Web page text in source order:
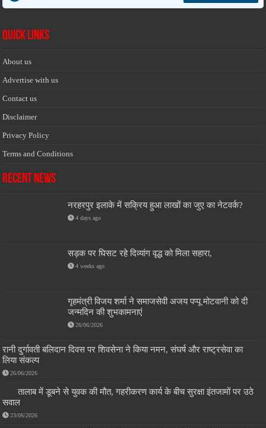
Quick Links
About us
Advertise with us
Contact us
Disclaimer
Privacy Policy
Terms and Conditions
Recent News
नरहरपुर इलाके में सक्रिय हुआ लाखों का जुए का नेटवर्क?
4 days ago
सड़क पर घिसट रहे दिव्यांग वृद्ध को मिला सहारा,
4 weeks ago
गृहमंत्री विजय शर्मा ने समाजसेवी अजय पप्पू मोटवानी को दी
जन्मदिन की शुभकामनाएं
26/06/2026
रानी दुर्गावती बलिदान दिवस पर शिवसेना ने किया नमन, संघर्ष और राष्ट्रसेवा का
लिया संकल्प
26/06/2026
तालाब में डूबने से युवक की मौत, गहरीकरण कार्य के बीच सुरक्षा इंतजामों पर उठे
सवाल
23/06/2026